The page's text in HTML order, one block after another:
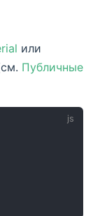
или
Публичные